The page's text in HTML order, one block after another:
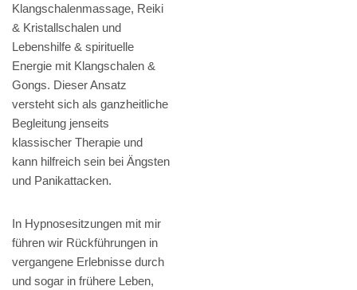
Klangschalenmassage, Reiki
& Kristallschalen und
Lebenshilfe & spirituelle
Energie mit Klangschalen &
Gongs. Dieser Ansatz
versteht sich als ganzheitliche
Begleitung jenseits
klassischer Therapie und
kann hilfreich sein bei Ängsten
und Panikattacken.
In Hypnosesitzungen mit mir
führen wir Rückführungen in
vergangene Erlebnisse durch
und sogar in frühere Leben,